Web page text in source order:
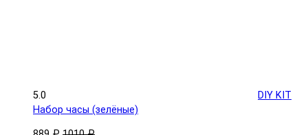
5.0
DIY KIT
Набор часы (зелёные)